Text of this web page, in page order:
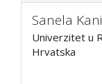
Sanela
Univerzitet u
Hrvatska